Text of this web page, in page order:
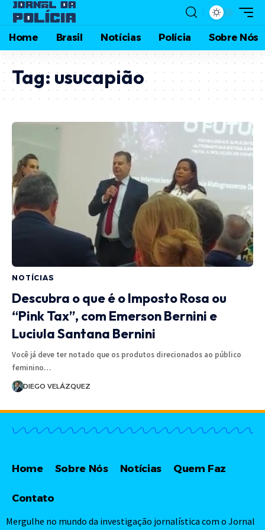
Home Brasil Notícias Polícia Sobre Nós
Tag: usucapião
NOTÍCIAS
Descubra o que é o Imposto Rosa ou
“Pink Tax”, com Emerson Bernini e
Luciula Santana Bernini
Você já deve ter notado que os produtos direcionados ao público
feminino…
DIEGO VELÁZQUEZ
Home Sobre Nós Notícias Quem Faz
Contato
Mergulhe no mundo da investigação jornalística com o Jornal